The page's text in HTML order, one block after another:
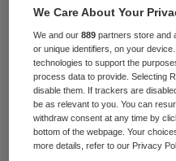
GGZ Nederland is
weigering van
van Zanten van
kennis te nemen
branchevereniging
We Care About Your
We and our889 partners store and
or unique identifiers, on your
technologies to support the
process data to provide. Selecting
disable them. If trackers are
be as relevant to you. You can
withdraw consent at any time by
bottom of the webpage. Your
more details, refer to our Privacy